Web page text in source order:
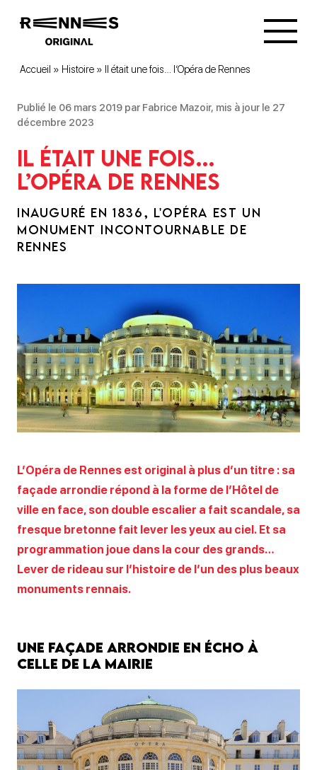
Accueil » Histoire » Il était une fois… l’Opéra de Rennes
Publié le 06 mars 2019 par Fabrice Mazoir, mis à jour le 27
décembre 2023
Il était une fois…
l’Opéra de Rennes
INAUGURÉ EN 1836, L'OPÉRA EST UN
MONUMENT INCONTOURNABLE DE
RENNES
L’Opéra de Rennes est original à plus d’un titre : sa
façade arrondie répond à la forme de l’Hôtel de
ville en face, son double escalier a fait scandale, sa
fresque bretonne fait lever les yeux au ciel. Et sa
programmation joue dans la cour des grands…
Lever de rideau sur l’histoire de l’un des plus beaux
monuments rennais.
Une façade arrondie en écho à
celle de la mairie